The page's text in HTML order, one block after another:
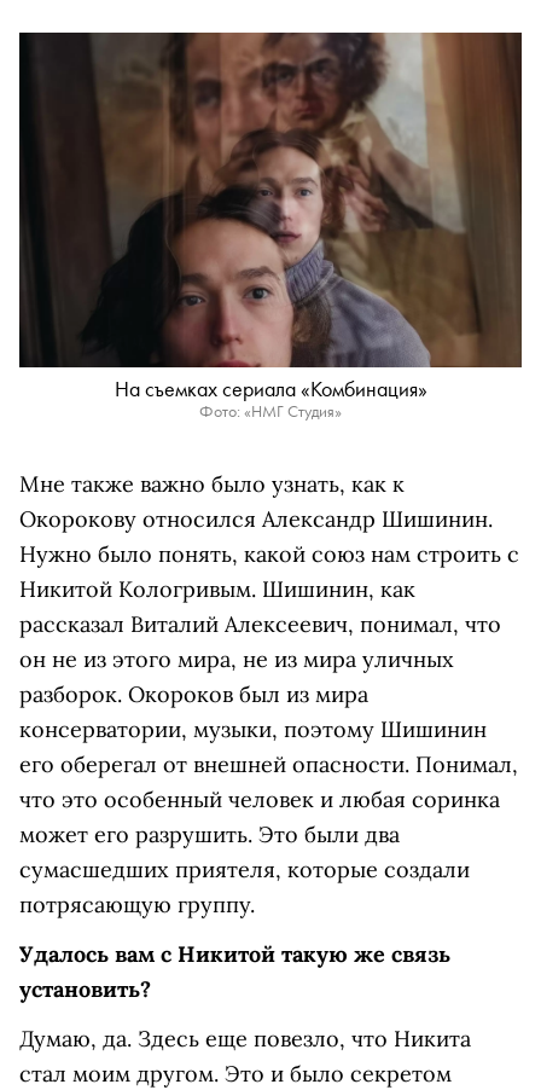
На съемках сериала «Комбинация»
Фото: «НМГ Студия»
Мне также важно было узнать, как к
Окорокову относился Александр Шишинин.
Нужно было понять, какой союз нам строить с
Никитой Кологривым. Шишинин, как
рассказал Виталий Алексеевич, понимал, что
он не из этого мира, не из мира уличных
разборок. Окороков был из мира
консерватории, музыки, поэтому Шишинин
его оберегал от внешней опасности. Понимал,
что это особенный человек и любая соринка
может его разрушить. Это были два
сумасшедших приятеля, которые создали
потрясающую группу.
Удалось вам с Никитой такую же связь
установить?
Думаю, да. Здесь еще повезло, что Никита
стал моим другом. Это и было секретом